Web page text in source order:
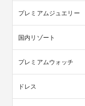
プレミアムジュエリー
国内リゾート
プレミアムウォッチ
ドレス